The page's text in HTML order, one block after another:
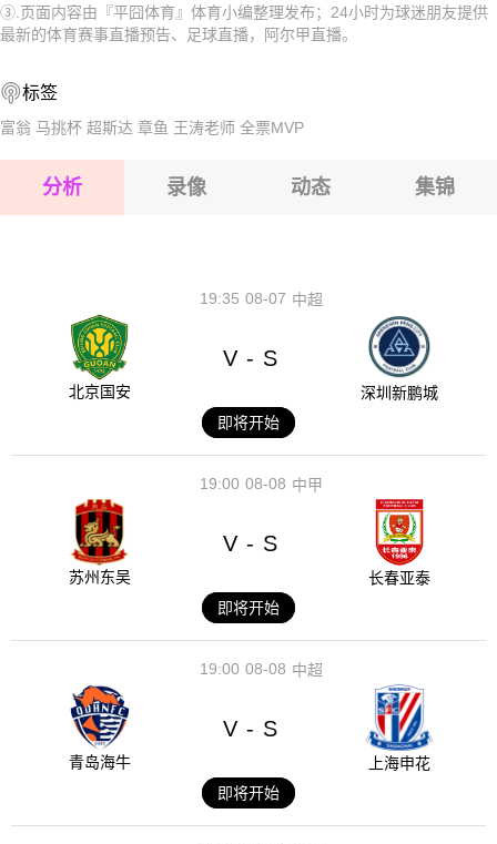
2026-08-15 【阿尔甲】 圣罗拉VS康士坦丁
2026-08-15 【阿尔甲】 圣罗拉VS康士坦丁
2026-08-15 【阿尔甲】 圣罗拉VS康士坦丁
③.页面内容由『平囧体育』体育小编整理发布；24小时为球迷朋友提供
最新的体育赛事直播预告、足球直播，阿尔甲直播。
标签
富翁 马挑杯 超斯达 章鱼 王涛老师 全票MVP
分析 录像 动态 集锦
08-07
19:35 中超
北京国安
V - S
深圳新鹏城
即将开始
08-08
19:00 中甲
苏州东吴
V - S
长春亚泰
即将开始
08-08
19:00 中超
青岛海牛
V - S
上海申花
即将开始